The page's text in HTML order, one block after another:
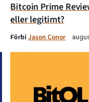
Bitcoin Prime
eller legitimt?
FörbiJason Conor